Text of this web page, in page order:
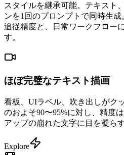
スタイルを継承可能。テキスト
ンを1回のプロンプトで同時生
追従精度と、日常ワークフロー
す。
ほぼ完璧なテキスト描画
看板、UIラベル、吹き出しがク
のおよそ90〜95%に対し、精度
アップの崩れた文字に目を凝ら
Explore